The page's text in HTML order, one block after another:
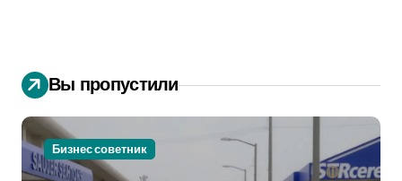
Вы пропустили
Бизнес советник